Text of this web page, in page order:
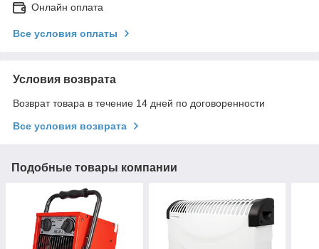
Онлайн оплата
Все условия оплаты
Условия возврата
Возврат товара в течение 14 дней по договоренности
Все условия возврата
Подобные товары компании